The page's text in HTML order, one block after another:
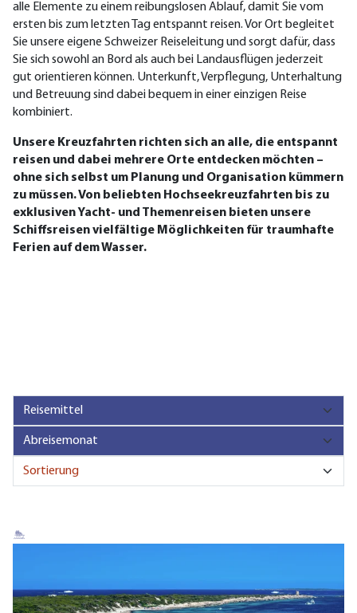
alle Elemente zu einem reibungslosen Ablauf, damit Sie vom
ersten bis zum letzten Tag entspannt reisen. Vor Ort begleitet
Sie unsere eigene Schweizer Reiseleitung und sorgt dafür, dass
Sie sich sowohl an Bord als auch bei Landausflügen jederzeit
gut orientieren können. Unterkunft, Verpflegung, Unterhaltung
und Betreuung sind dabei bequem in einer einzigen Reise
kombiniert.
Unsere Kreuzfahrten richten sich an alle, die entspannt
reisen und dabei mehrere Orte entdecken möchten –
ohne sich selbst um Planung und Organisation kümmern
zu müssen. Von beliebten Hochseekreuzfahrten bis zu
exklusiven Yacht- und Themenreisen bieten unsere
Schiffsreisen vielfältige Möglichkeiten für traumhafte
Ferien auf dem Wasser.